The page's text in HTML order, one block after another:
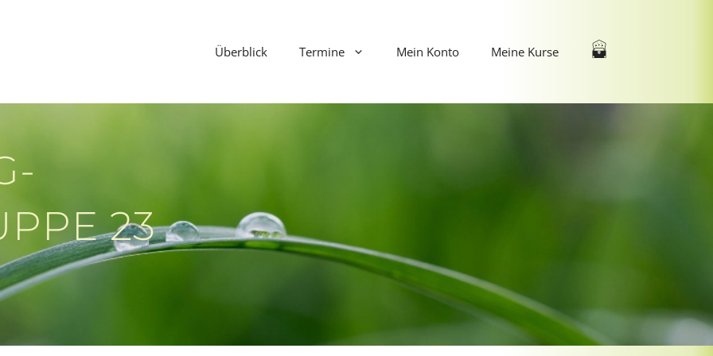
Überblick Termine Mein Konto Meine Kurse
23